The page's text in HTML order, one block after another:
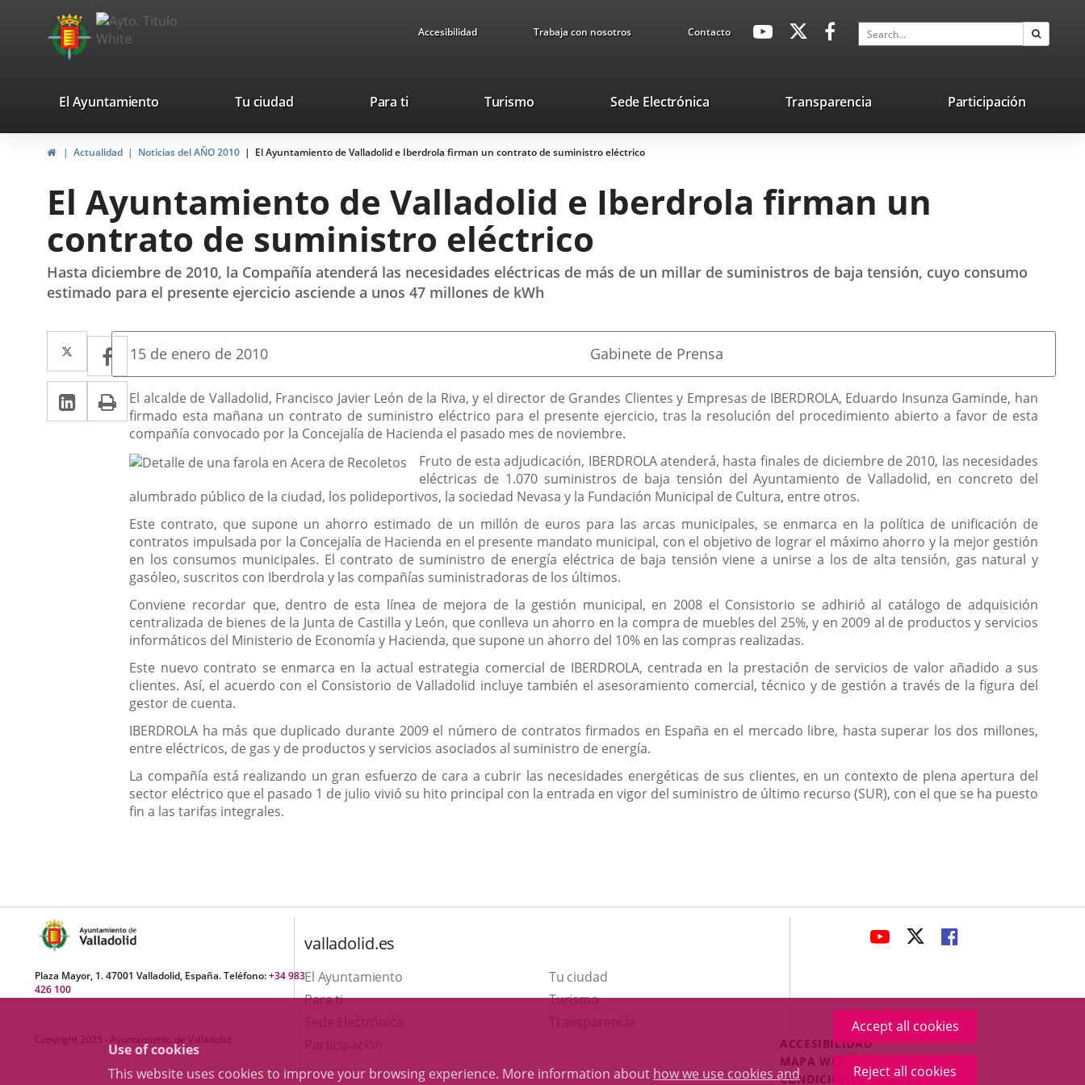
Use of cookies
This website uses cookies to improve your browsing experience. More information about how we use cookies and
Accept all cookies
Reject all cookies
Portal
Web
Ayuntamiento
de
Accesibilidad Trabaja con nosotros ContactoavaHeaderSocial
Link
Link
application.
application.
Search
valladolid.es
El Ayuntamiento Tu ciudad Para ti TurismoThis
will
open
a
pop-
up
window.
Sede ElectrónicaLink
external
Transparencia Participación
HomeActualidad Noticias del AÑO 2010 El Ayuntamiento de Valladolid e Iberdrola firman un contrato de suministro eléctrico
El Ayuntamiento de Valladolid e Iberdrola firman un
contrato de suministro eléctrico
Hasta diciembre de 2010, la Compañía atenderá las necesidades eléctricas de más de un millar de suministros de baja tensión, cuyo consumo
estimado para el presente ejercicio asciende a unos 47 millones de kWh
Twitter
Enlace
a
una
aplicación
externa.
Facebook
Enlace
a
una
aplicación
externa.
Linkedin
Enlace
a
aplicación
externa.
Print
Fecha
la
noticia
15 de enero de 2010 Fuente
la
noticia
Gabinete de Prensa
Descripción
El alcalde de Valladolid, Francisco Javier León de la Riva, y el director de Grandes Clientes y Empresas de IBERDROLA, Eduardo Insunza Gaminde, han
firmado esta mañana un contrato de suministro eléctrico para el presente ejercicio, tras la resolución del procedimiento abierto a favor de esta
compañía convocado por la Concejalía de Hacienda el pasado mes de noviembre.
Fruto de esta adjudicación, IBERDROLA atenderá, hasta finales de diciembre de 2010, las necesidades
eléctricas de 1.070 suministros de baja tensión del Ayuntamiento de Valladolid, en concreto del
alumbrado público de la ciudad, los polideportivos, la sociedad Nevasa y la Fundación Municipal de Cultura, entre otros.
Este contrato, que supone un ahorro estimado de un millón de euros para las arcas municipales, se enmarca en la política de unificación de
contratos impulsada por la Concejalía de Hacienda en el presente mandato municipal, con el objetivo de lograr el máximo ahorro y la mejor gestión
en los consumos municipales. El contrato de suministro de energía eléctrica de baja tensión viene a unirse a los de alta tensión, gas natural y
gasóleo, suscritos con Iberdrola y las compañías suministradoras de los últimos.
Conviene recordar que, dentro de esta línea de mejora de la gestión municipal, en 2008 el Consistorio se adhirió al catálogo de adquisición
centralizada de bienes de la Junta de Castilla y León, que conlleva un ahorro en la compra de muebles del 25%, y en 2009 al de productos y servicios
informáticos del Ministerio de Economía y Hacienda, que supone un ahorro del 10% en las compras realizadas.
Este nuevo contrato se enmarca en la actual estrategia comercial de IBERDROLA, centrada en la prestación de servicios de valor añadido a sus
clientes. Así, el acuerdo con el Consistorio de Valladolid incluye también el asesoramiento comercial, técnico y de gestión a través de la figura del
gestor de cuenta.
IBERDROLA ha más que duplicado durante 2009 el número de contratos firmados en España en el mercado libre, hasta superar los dos millones,
entre eléctricos, de gas y de productos y servicios asociados al suministro de energía.
La compañía está realizando un gran esfuerzo de cara a cubrir las necesidades energéticas de sus clientes, en un contexto de plena apertura del
sector eléctrico que el pasado 1 de julio vivió su hito principal con la entrada en vigor del suministro de último recurso (SUR), con el que se ha puesto
fin a las tarifas integrales.
Plaza Mayor, 1. 47001 Valladolid, España. Teléfono:+34 983
426 100
Copyright 2025 - Ayuntamiento de Valladolid
valladolid.es
El Ayuntamiento
Tu ciudad
Para ti
TurismoThis
open
external
LINK
APPLICATION.
LINK
APPLICATION.
LINK
APPLICATION.
Menú
Legal
Footer
ACCESIBILIDAD
MAPA WEB
CONDICIONES LEGALES